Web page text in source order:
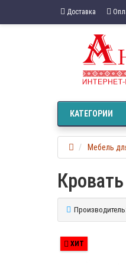
Доставка
КАТЕГОРИИ
Мебель
ХИТ